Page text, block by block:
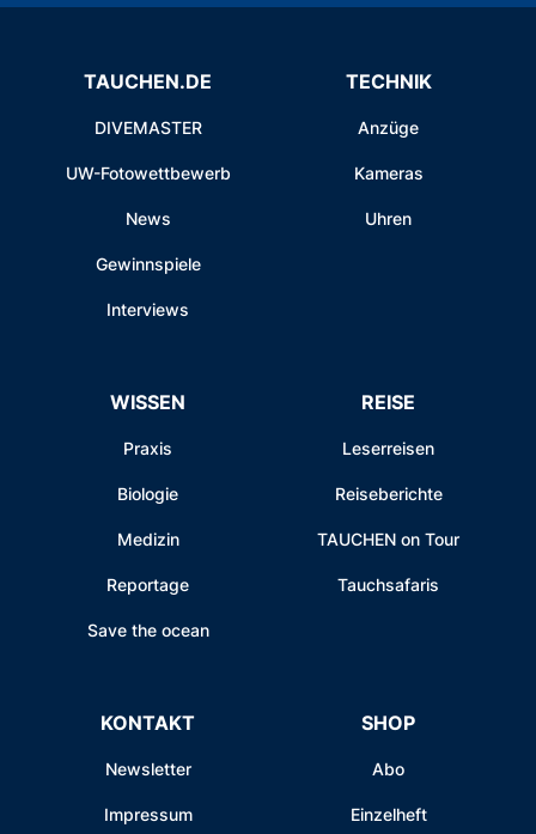
TAUCHEN.DE
DIVEMASTER
UW-Fotowettbewerb
News
Gewinnspiele
Interviews
TECHNIK
Anzüge
Kameras
Uhren
WISSEN
Praxis
Biologie
Medizin
Reportage
Save the ocean
REISE
Leserreisen
Reiseberichte
TAUCHEN on Tour
Tauchsafaris
KONTAKT
Newsletter
Impressum
SHOP
Abo
Einzelheft